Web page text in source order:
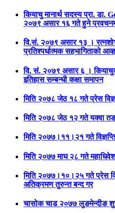
कियाचु मानार्थ सदस्य प्रा. डा.
२०७९ असार १६ गते हुने
वि.सं. २०७९ असार १३ ।
प्रतिश्पर्धात्मक सहभागिताको
वि. सं. २०७९ असार ६ ।
इतिहास सम्बन्धी कक्षा समापन
मिति २०७८ जेठ १८ गते प्रेस
मिति २०७८ जेठ १२ गते यक्वा
मिति २०७७।११।२१ गते
मिति २०७७ माघ २८ गते
मिति २०७७।१०।२५ गते प्रेस
अतिक्रमण तुरुन्त बन्द गर
चासोक चाड २०७७ लुङमेन्दीङ